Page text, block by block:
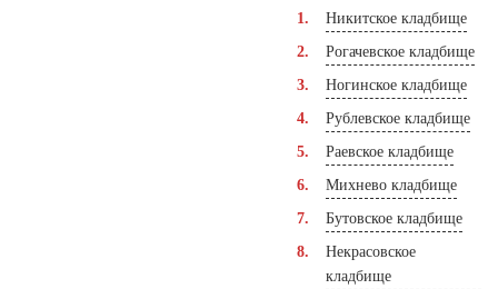
Никитское кладбище
Рогачевское кладбище
Ногинское кладбище
Рублевское кладбище
Раевское кладбище
Михнево кладбище
Бутовское кладбище
Некрасовское
кладбище